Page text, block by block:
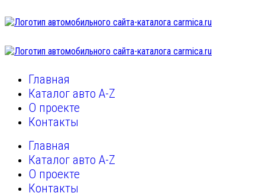
Главная
Каталог авто A-Z
О проекте
Контакты
Главная
Каталог авто A-Z
О проекте
Контакты